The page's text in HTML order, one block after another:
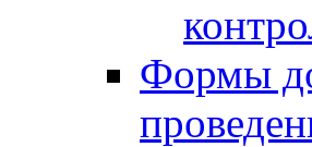
Формы